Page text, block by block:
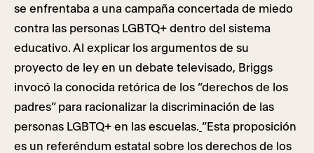
se enfrentaba a una campaña concertada de miedo
contra las personas LGBTQ+ dentro del sistema
educativo. Al explicar los argumentos de su
proyecto de ley en un debate televisado, Briggs
invocó la conocida retórica de los “derechos de los
padres” para racionalizar la discriminación de las
personas LGBTQ+ en las escuelas. “Esta proposición
es un referéndum estatal sobre los derechos de los